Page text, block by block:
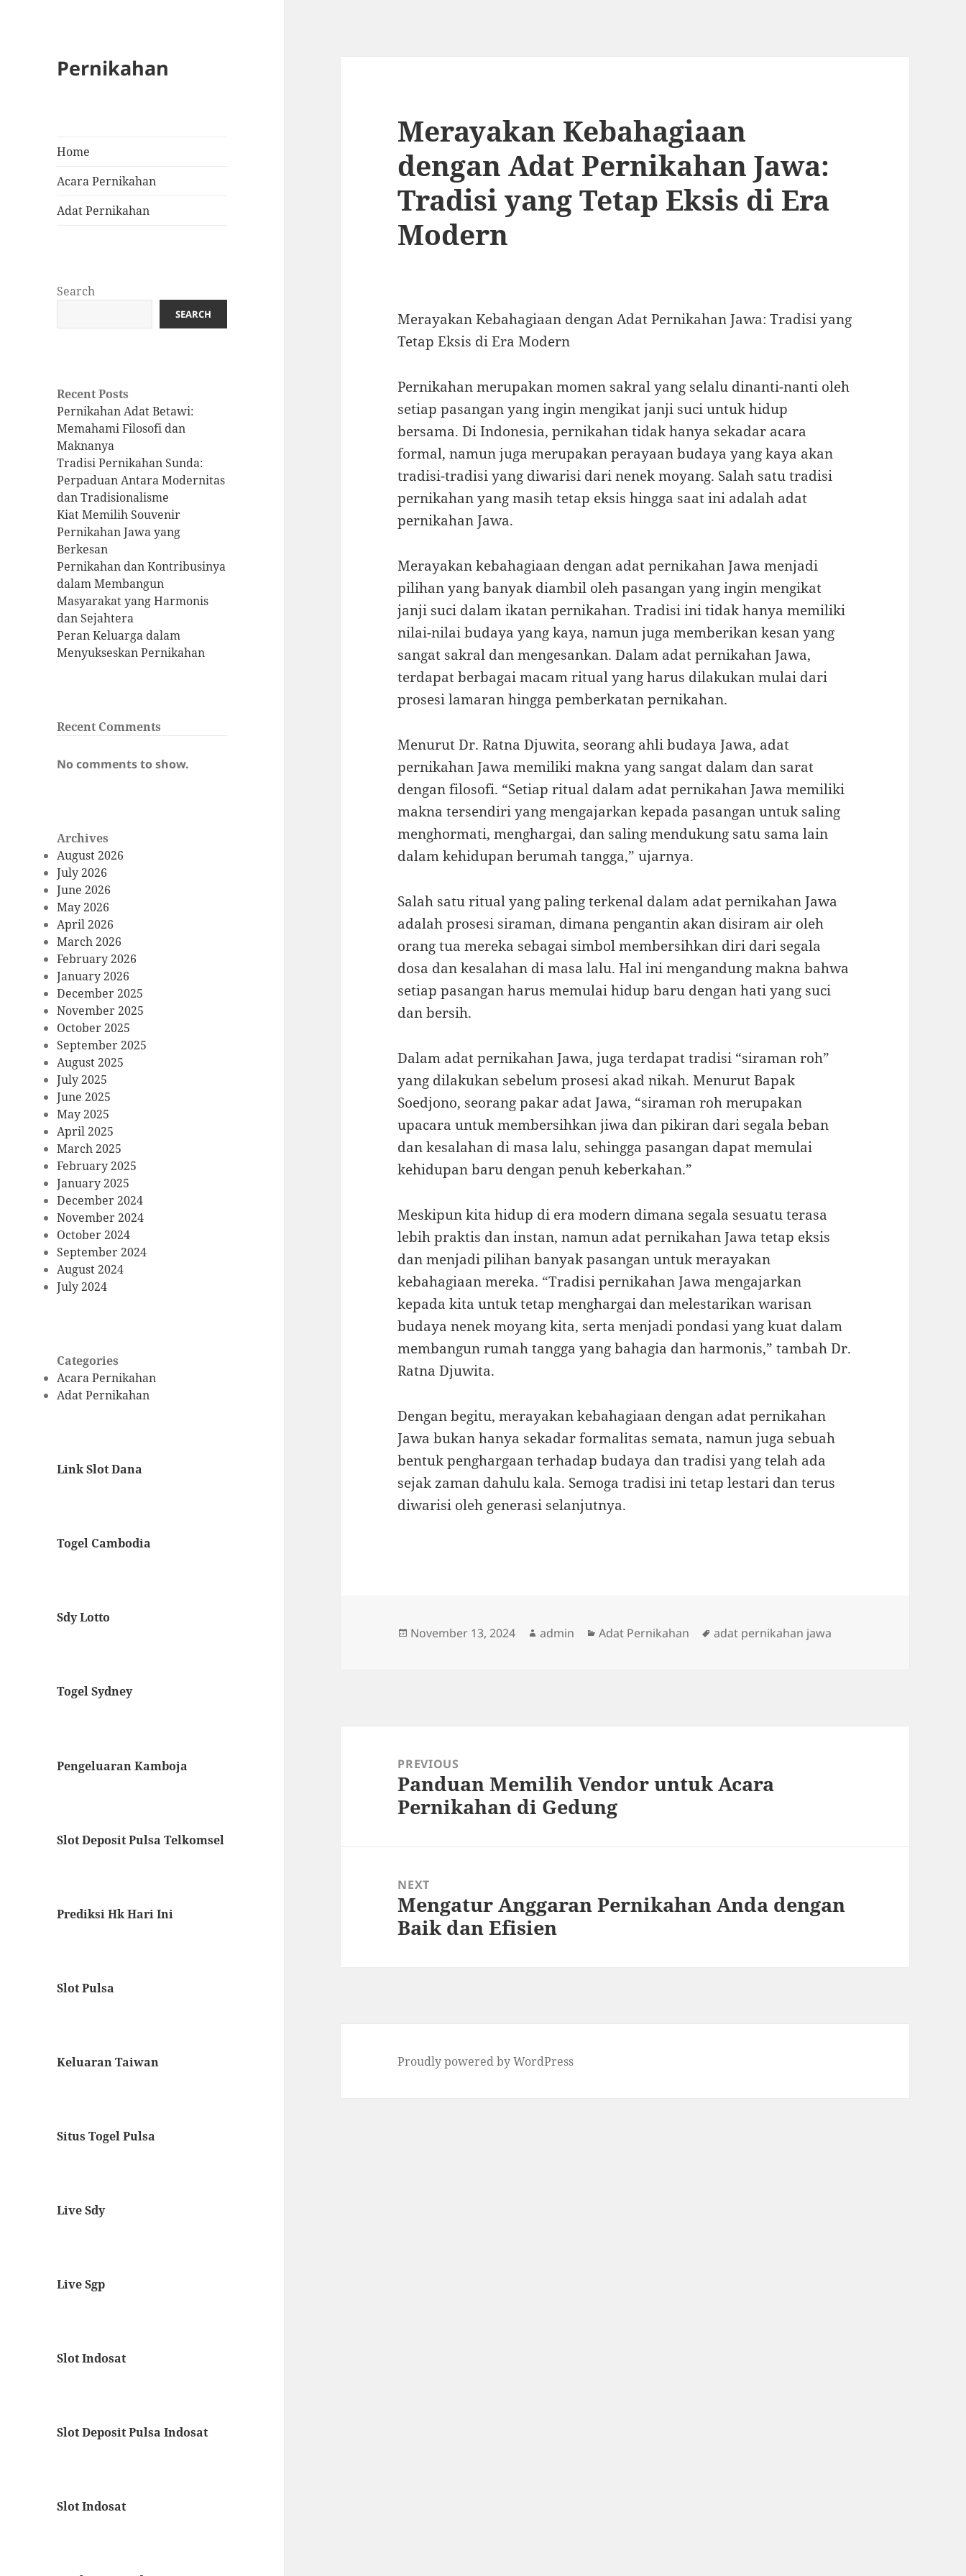
Pernikahan
Home
Acara Pernikahan
Adat Pernikahan
Search
SEARCH
Recent Posts
Pernikahan Adat Betawi:
Memahami Filosofi dan
Maknanya
Tradisi Pernikahan Sunda:
Perpaduan Antara Modernitas
dan Tradisionalisme
Kiat Memilih Souvenir
Pernikahan Jawa yang
Berkesan
Pernikahan dan Kontribusinya
dalam Membangun
Masyarakat yang Harmonis
dan Sejahtera
Peran Keluarga dalam
Menyukseskan Pernikahan
Recent Comments
No comments to show.
Archives
August 2026
July 2026
June 2026
May 2026
April 2026
March 2026
February 2026
January 2026
December 2025
November 2025
October 2025
September 2025
August 2025
July 2025
June 2025
May 2025
April 2025
March 2025
February 2025
January 2025
December 2024
November 2024
October 2024
September 2024
August 2024
July 2024
Categories
Acara Pernikahan
Adat Pernikahan
Link Slot Dana
Togel Cambodia
Sdy Lotto
Togel Sydney
Pengeluaran Kamboja
Slot Deposit Pulsa Telkomsel
Prediksi Hk Hari Ini
Slot Pulsa
Keluaran Taiwan
Situs Togel Pulsa
Live Sdy
Live Sgp
Slot Indosat
Slot Deposit Pulsa Indosat
Slot Indosat
Merayakan Kebahagiaan
dengan Adat Pernikahan Jawa:
Tradisi yang Tetap Eksis di Era
Modern
Merayakan Kebahagiaan dengan Adat Pernikahan Jawa: Tradisi yang
Tetap Eksis di Era Modern
Pernikahan merupakan momen sakral yang selalu dinanti-nanti oleh
setiap pasangan yang ingin mengikat janji suci untuk hidup
bersama. Di Indonesia, pernikahan tidak hanya sekadar acara
formal, namun juga merupakan perayaan budaya yang kaya akan
tradisi-tradisi yang diwarisi dari nenek moyang. Salah satu tradisi
pernikahan yang masih tetap eksis hingga saat ini adalah adat
pernikahan Jawa.
Merayakan kebahagiaan dengan adat pernikahan Jawa menjadi
pilihan yang banyak diambil oleh pasangan yang ingin mengikat
janji suci dalam ikatan pernikahan. Tradisi ini tidak hanya memiliki
nilai-nilai budaya yang kaya, namun juga memberikan kesan yang
sangat sakral dan mengesankan. Dalam adat pernikahan Jawa,
terdapat berbagai macam ritual yang harus dilakukan mulai dari
prosesi lamaran hingga pemberkatan pernikahan.
Menurut Dr. Ratna Djuwita, seorang ahli budaya Jawa, adat
pernikahan Jawa memiliki makna yang sangat dalam dan sarat
dengan filosofi. “Setiap ritual dalam adat pernikahan Jawa memiliki
makna tersendiri yang mengajarkan kepada pasangan untuk saling
menghormati, menghargai, dan saling mendukung satu sama lain
dalam kehidupan berumah tangga,” ujarnya.
Salah satu ritual yang paling terkenal dalam adat pernikahan Jawa
adalah prosesi siraman, dimana pengantin akan disiram air oleh
orang tua mereka sebagai simbol membersihkan diri dari segala
dosa dan kesalahan di masa lalu. Hal ini mengandung makna bahwa
setiap pasangan harus memulai hidup baru dengan hati yang suci
dan bersih.
Dalam adat pernikahan Jawa, juga terdapat tradisi “siraman roh”
yang dilakukan sebelum prosesi akad nikah. Menurut Bapak
Soedjono, seorang pakar adat Jawa, “siraman roh merupakan
upacara untuk membersihkan jiwa dan pikiran dari segala beban
dan kesalahan di masa lalu, sehingga pasangan dapat memulai
kehidupan baru dengan penuh keberkahan.”
Meskipun kita hidup di era modern dimana segala sesuatu terasa
lebih praktis dan instan, namun adat pernikahan Jawa tetap eksis
dan menjadi pilihan banyak pasangan untuk merayakan
kebahagiaan mereka. “Tradisi pernikahan Jawa mengajarkan
kepada kita untuk tetap menghargai dan melestarikan warisan
budaya nenek moyang kita, serta menjadi pondasi yang kuat dalam
membangun rumah tangga yang bahagia dan harmonis,” tambah Dr.
Ratna Djuwita.
Dengan begitu, merayakan kebahagiaan dengan adat pernikahan
Jawa bukan hanya sekadar formalitas semata, namun juga sebuah
bentuk penghargaan terhadap budaya dan tradisi yang telah ada
sejak zaman dahulu kala. Semoga tradisi ini tetap lestari dan terus
diwarisi oleh generasi selanjutnya.
Posted
November 13, 2024 Author
admin Categories
Adat Pernikahan Tags
adat pernikahan jawa
navigationPREVIOUS
Previous
post:
Panduan Memilih Vendor untuk Acara
Pernikahan di Gedung
NEXT
Next
post:
Mengatur Anggaran Pernikahan Anda dengan
Baik dan Efisien
Proudly powered by WordPress